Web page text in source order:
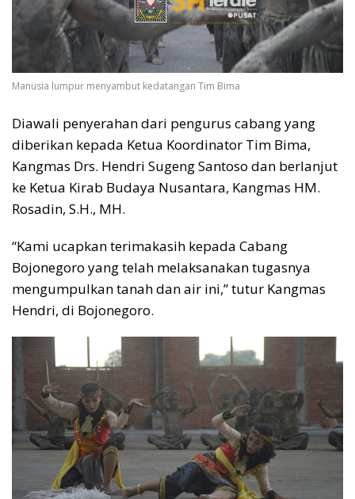
Manusia lumpur menyambut kedatangan Tim Bima
Diawali penyerahan dari pengurus cabang yang
diberikan kepada Ketua Koordinator Tim Bima,
Kangmas Drs. Hendri Sugeng Santoso dan berlanjut
ke Ketua Kirab Budaya Nusantara, Kangmas HM.
Rosadin, S.H., MH.
“Kami ucapkan terimakasih kepada Cabang
Bojonegoro yang telah melaksanakan tugasnya
mengumpulkan tanah dan air ini,” tutur Kangmas
Hendri, di Bojonegoro.